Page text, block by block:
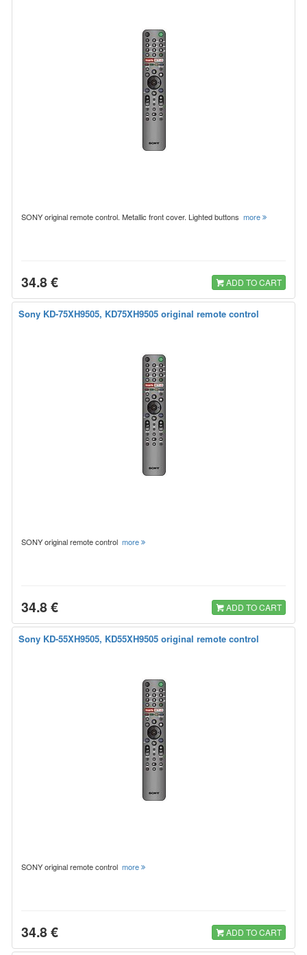
SONY original remote control. Metallic front cover. Lighted buttons more
34.8 € ADD TO CART
Sony KD-75XH9505, KD75XH9505 original remote control
SONY original remote control more
34.8 € ADD TO CART
Sony KD-55XH9505, KD55XH9505 original remote control
SONY original remote control more
34.8 € ADD TO CART